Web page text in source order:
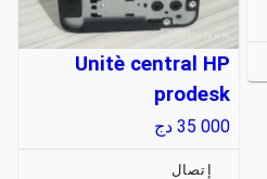
Unitè central HP
prodesk
35 000 دج
إتصال